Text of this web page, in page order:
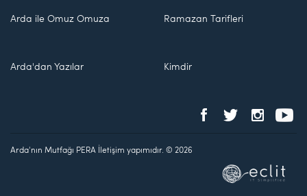
Arda ile Omuz Omuza Ramazan Tarifleri
Arda'dan Yazılar Kimdir
Arda'nın Mutfağı PERA İletişim yapımıdır. © 2026